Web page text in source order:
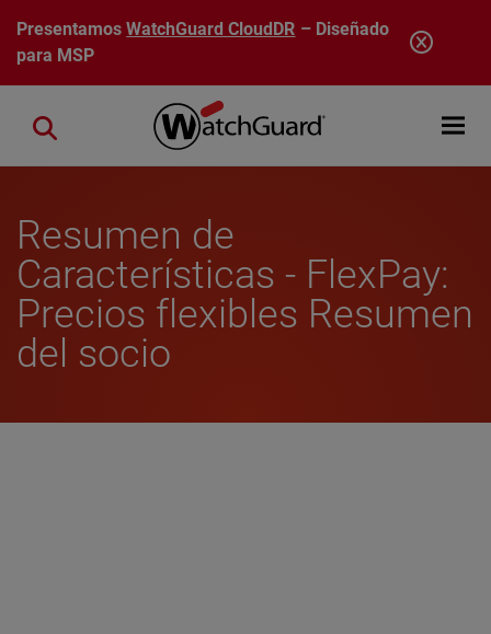
Pasar al contenido principal
PresentamosWatchGuard CloudDR – Diseñado
para MSP
Open
Close search
Resumen de
Características - FlexPay:
Precios flexibles Resumen
del socio